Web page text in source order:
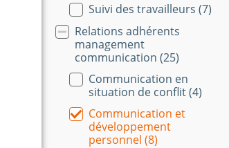
Suivi des travailleurs (7)
Relations adhérents
management
communication (25)
Communication en
situation de conflit(4)
Communication et
développement
personnel (8)